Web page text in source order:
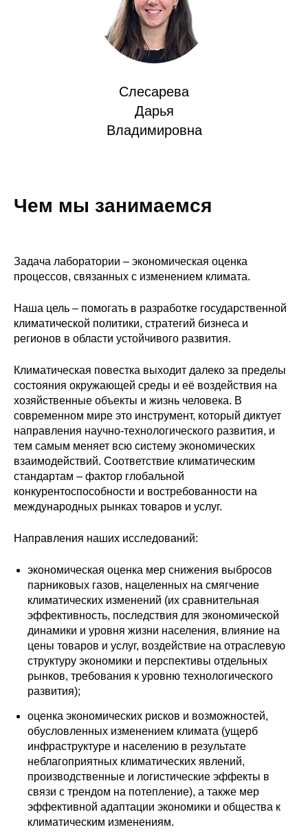
Слесарева
Дарья
Владимировна
Чем мы занимаемся
Задача лаборатории – экономическая оценка
процессов, связанных с изменением климата.
Наша цель – помогать в разработке государственной
климатической политики, стратегий бизнеса и
регионов в области устойчивого развития.
Климатическая повестка выходит далеко за пределы
состояния окружающей среды и её воздействия на
хозяйственные объекты и жизнь человека. В
современном мире это инструмент, который диктует
направления научно-технологического развития, и
тем самым меняет всю систему экономических
взаимодействий. Соответствие климатическим
стандартам – фактор глобальной
конкурентоспособности и востребованности на
международных рынках товаров и услуг.
Направления наших исследований:
экономическая оценка мер снижения выбросов
парниковых газов, нацеленных на смягчение
климатических изменений (их сравнительная
эффективность, последствия для экономической
динамики и уровня жизни населения, влияние на
цены товаров и услуг, воздействие на отраслевую
структуру экономики и перспективы отдельных
рынков, требования к уровню технологического
развития);
оценка экономических рисков и возможностей,
обусловленных изменением климата (ущерб
инфраструктуре и населению в результате
неблагоприятных климатических явлений,
производственные и логистические эффекты в
связи с трендом на потепление), а также мер
эффективной адаптации экономики и общества к
климатическим изменениям.